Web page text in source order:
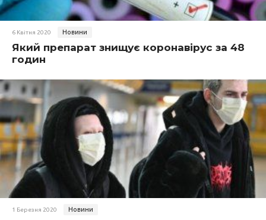
6 Квітня 2020 Новини
Який препарат знищує коронавірус за 48
годин
1 Березня 2020 Новини